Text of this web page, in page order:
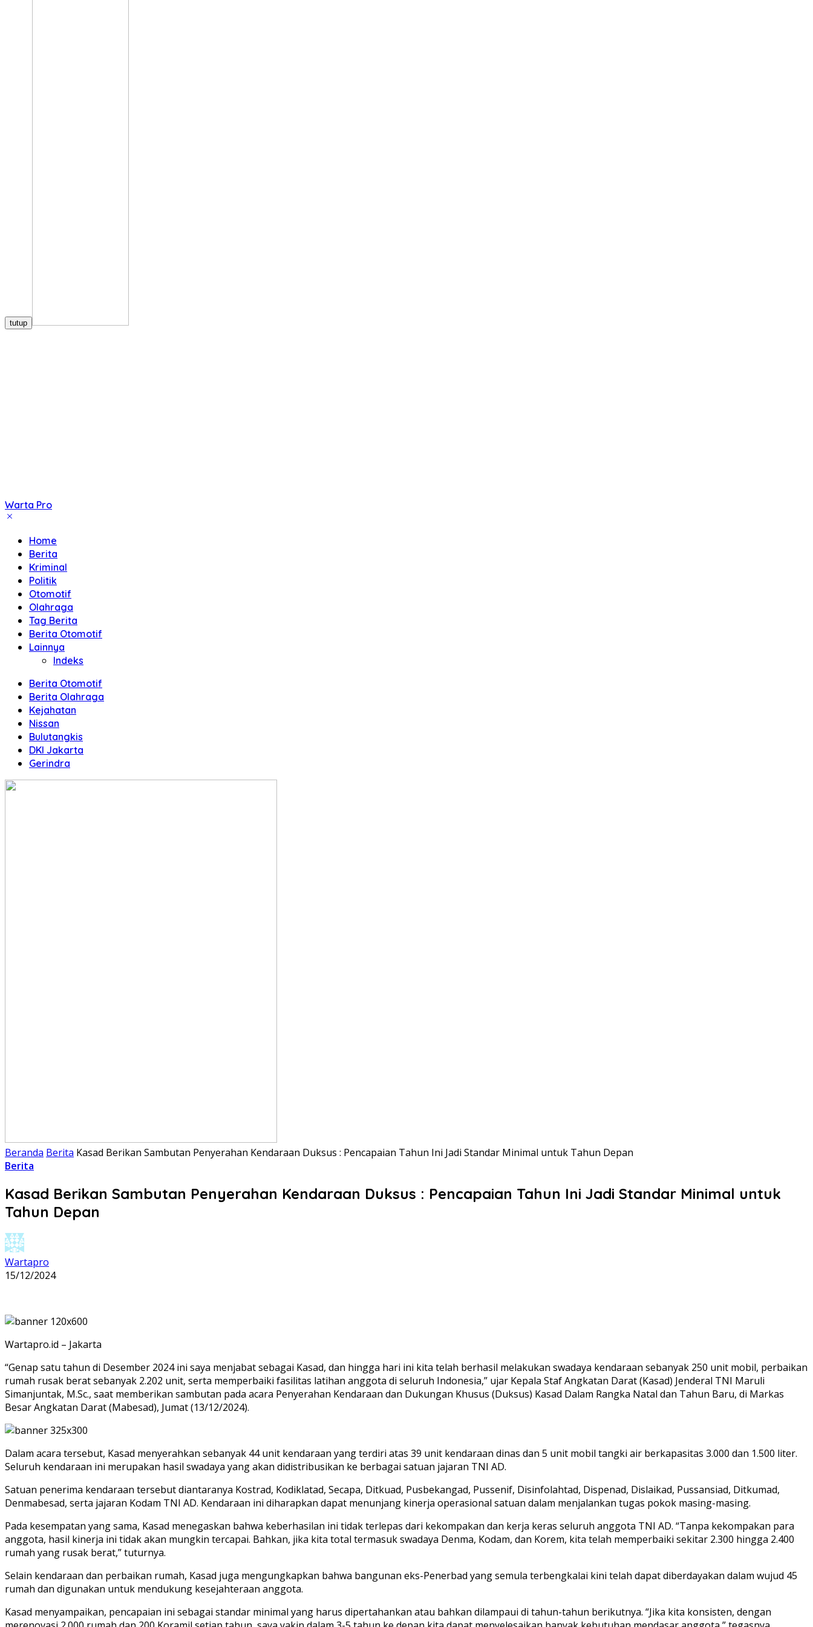
tutup
Warta Pro
Akurat
Terpercaya
Home
Berita
Kriminal
Politik
Otomotif
Olahraga
Tag Berita
Berita Otomotif
Lainnya
Indeks
Berita Otomotif
Berita Olahraga
Kejahatan
Nissan
Bulutangkis
DKI Jakarta
Gerindra
Beranda Berita Kasad Berikan Sambutan Penyerahan Kendaraan Duksus : Pencapaian Tahun Ini Jadi Standar Minimal untuk Tahun Depan
Berita
Kasad Berikan Sambutan Penyerahan Kendaraan Duksus : Pencapaian Tahun Ini Jadi Standar Minimal untuk
Tahun Depan
Wartapro
15/12/2024
Wartapro.id – Jakarta
“Genap satu tahun di Desember 2024 ini saya menjabat sebagai Kasad, dan hingga hari ini kita telah berhasil melakukan swadaya kendaraan sebanyak 250 unit mobil, perbaikan
rumah rusak berat sebanyak 2.202 unit, serta memperbaiki fasilitas latihan anggota di seluruh Indonesia,” ujar Kepala Staf Angkatan Darat (Kasad) Jenderal TNI Maruli
Simanjuntak, M.Sc., saat memberikan sambutan pada acara Penyerahan Kendaraan dan Dukungan Khusus (Duksus) Kasad Dalam Rangka Natal dan Tahun Baru, di Markas
Besar Angkatan Darat (Mabesad), Jumat (13/12/2024).
Dalam acara tersebut, Kasad menyerahkan sebanyak 44 unit kendaraan yang terdiri atas 39 unit kendaraan dinas dan 5 unit mobil tangki air berkapasitas 3.000 dan 1.500 liter.
Seluruh kendaraan ini merupakan hasil swadaya yang akan didistribusikan ke berbagai satuan jajaran TNI AD.
Satuan penerima kendaraan tersebut diantaranya Kostrad, Kodiklatad, Secapa, Ditkuad, Pusbekangad, Pussenif, Disinfolahtad, Dispenad, Dislaikad, Pussansiad, Ditkumad,
Denmabesad, serta jajaran Kodam TNI AD. Kendaraan ini diharapkan dapat menunjang kinerja operasional satuan dalam menjalankan tugas pokok masing-masing.
Pada kesempatan yang sama, Kasad menegaskan bahwa keberhasilan ini tidak terlepas dari kekompakan dan kerja keras seluruh anggota TNI AD. “Tanpa kekompakan para
anggota, hasil kinerja ini tidak akan mungkin tercapai. Bahkan, jika kita total termasuk swadaya Denma, Kodam, dan Korem, kita telah memperbaiki sekitar 2.300 hingga 2.400
rumah yang rusak berat,” tuturnya.
Selain kendaraan dan perbaikan rumah, Kasad juga mengungkapkan bahwa bangunan eks-Penerbad yang semula terbengkalai kini telah dapat diberdayakan dalam wujud 45
rumah dan digunakan untuk mendukung kesejahteraan anggota.
Kasad menyampaikan, pencapaian ini sebagai standar minimal yang harus dipertahankan atau bahkan dilampaui di tahun-tahun berikutnya. “Jika kita konsisten, dengan